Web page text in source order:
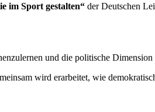
im Sport gestalten“ der Deutschen
und die politische Dimension
wird erarbeitet, wie